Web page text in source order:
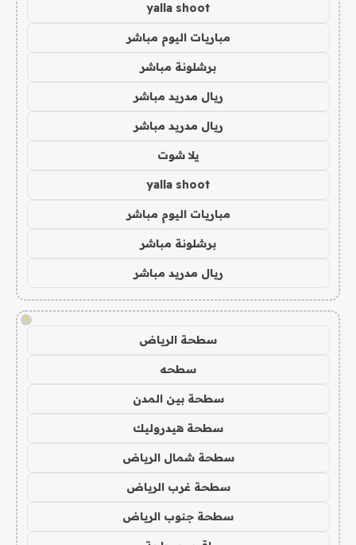
yalla shoot
مباريات اليوم مباشر
برشلونة مباشر
ريال مدريد مباشر
ريال مدريد مباشر
يلا شوت
yalla shoot
مباريات اليوم مباشر
برشلونة مباشر
ريال مدريد مباشر
!
سطحة الرياض
سطحه
سطحة بين المدن
سطحة هيدروليك
سطحة شمال الرياض
سطحة غرب الرياض
سطحة جنوب الرياض